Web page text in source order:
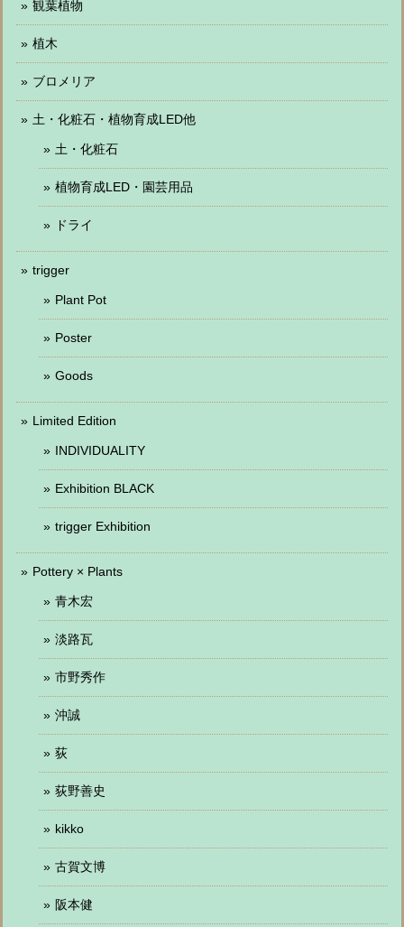
観葉植物
植木
ブロメリア
土・化粧石・植物育成LED他
土・化粧石
植物育成LED・園芸用品
ドライ
trigger
Plant Pot
Poster
Goods
Limited Edition
INDIVIDUALITY
Exhibition BLACK
trigger Exhibition
Pottery × Plants
青木宏
淡路瓦
市野秀作
沖誠
荻
荻野善史
kikko
古賀文博
阪本健